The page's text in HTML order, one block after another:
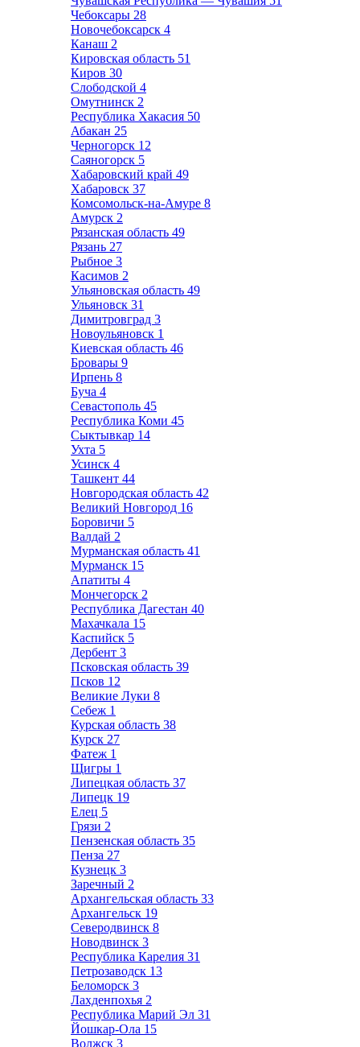
Чебоксары 28
Новочебоксарск 4
Канаш 2
Кировская область 51
Киров 30
Слободской 4
Омутнинск 2
Республика Хакасия 50
Абакан 25
Черногорск 12
Саяногорск 5
Хабаровский край 49
Хабаровск 37
Комсомольск-на-Амуре 8
Амурск 2
Рязанская область 49
Рязань 27
Рыбное 3
Касимов 2
Ульяновская область 49
Ульяновск 31
Димитровград 3
Новоульяновск 1
Киевская область 46
Бровары 9
Ирпень 8
Буча 4
Севастополь 45
Республика Коми 45
Сыктывкар 14
Ухта 5
Усинск 4
Ташкент 44
Новгородская область 42
Великий Новгород 16
Боровичи 5
Валдай 2
Мурманская область 41
Мурманск 15
Апатиты 4
Мончегорск 2
Республика Дагестан 40
Махачкала 15
Каспийск 5
Дербент 3
Псковская область 39
Псков 12
Великие Луки 8
Себеж 1
Курская область 38
Курск 27
Фатеж 1
Щигры 1
Липецкая область 37
Липецк 19
Елец 5
Грязи 2
Пензенская область 35
Пенза 27
Кузнецк 3
Заречный 2
Архангельская область 33
Архангельск 19
Северодвинск 8
Новодвинск 3
Республика Карелия 31
Петрозаводск 13
Беломорск 3
Лахденпохья 2
Республика Марий Эл 31
Йошкар-Ола 15
Волжск 3